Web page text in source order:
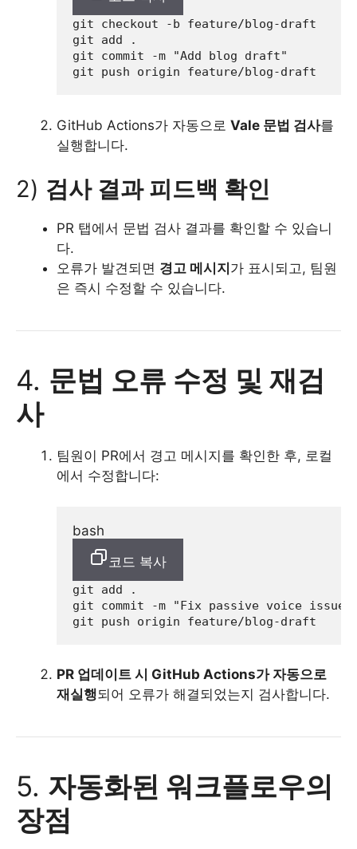
git checkout -b feature/blog-draft
git add .
git commit -m
"Add blog draft"
GitHub Actions가 자동으로 Vale 문법 검사를
실행합니다.
2) 검사 결과 피드백 확인
PR 탭에서 문법 검사 결과를 확인할 수 있습니
다.
오류가 발견되면 경고 메시지 가 표시되고, 팀원
은 즉시 수정할 수 있습니다.
4. 문법 오류 수정 및 재검
사
팀원이 PR에서 경고 메시지를 확인한 후, 로컬
에서 수정합니다:
bash
코드 복사
git add .
git commit -m
"Fix passive voice issue"
PR 업데이트 시 GitHub Actions가 자동으로
재실행되어 오류가 해결되었는지 검사합니다.
5. 자동화된 워크플로우의
장점